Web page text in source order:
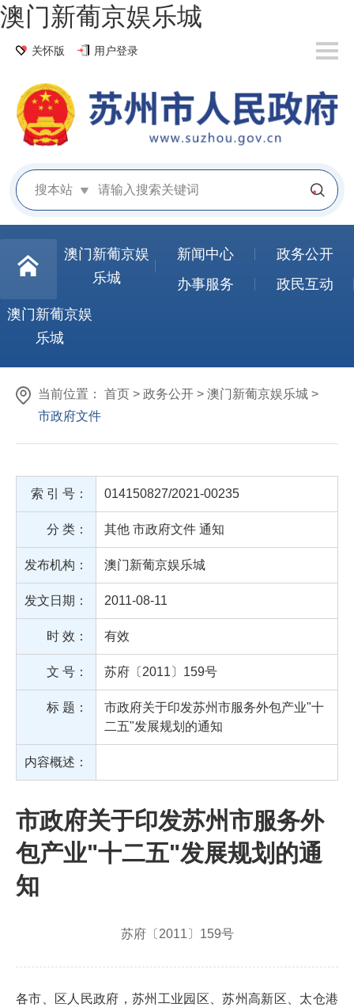
澳门新葡京娱乐城
关怀版 用户登录
搜本站
澳门新葡京娱
乐城
新闻中心
政务公开
办事服务
政民互动
澳门新葡京娱
乐城
当前位置： 首页 > 政务公开 > 澳门新葡京娱乐城 >
市政府文件
索 引 号： 014150827/2021-00235
分 类： 其他 市政府文件 通知
发布机构： 澳门新葡京娱乐城
发文日期： 2011-08-11
时 效： 有效
文 号： 苏府〔2011〕159号
标 题：
市政府关于印发苏州市服务外包产业"十
二五"发展规划的通知
内容概述：
市政府关于印发苏州市服务外
包产业"十二五"发展规划的通
知
苏府〔2011〕159号
各市、区人民政府，苏州工业园区、苏州高新区、太仓港